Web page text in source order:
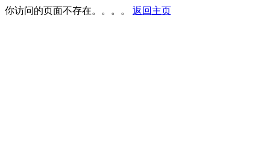
你访问的页面不存在。。。。 返回主页